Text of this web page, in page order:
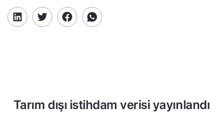
Tarım dışı istihdam verisi yayınlandı